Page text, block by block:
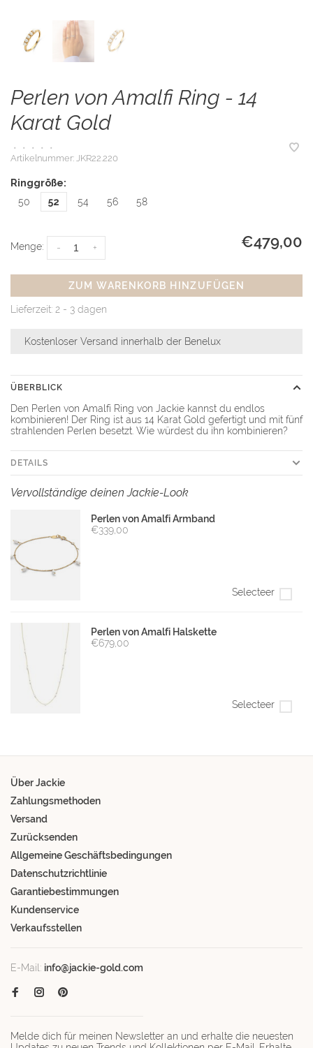
Perlen von Amalfi Ring - 14
Karat Gold
• • • •
•
Artikelnummer: JKR22.220
Ringgröße:
50
52 54 56 58
Menge: +
- €479,00
ZUM WARENKORB HINZUFÜGEN
Lieferzeit: 2 - 3 dagen
Kostenloser Versand innerhalb der Benelux
ÜBERBLICK
Den Perlen von Amalfi Ring von Jackie kannst du endlos
kombinieren! Der Ring ist aus 14 Karat Gold gefertigt und mit fünf
strahlenden Perlen besetzt. Wie würdest du ihn kombinieren?
DETAILS
Vervollständige deinen Jackie-Look
Perlen von Amalfi Armband
€339,00
Selecteer
Perlen von Amalfi Halskette
€679,00
Selecteer
Über Jackie
Zahlungsmethoden
Versand
Zurücksenden
Allgemeine Geschäftsbedingungen
Datenschutzrichtlinie
Garantiebestimmungen
Kundenservice
Verkaufsstellen
E-Mail: info@jackie-gold.com
Melde dich für meinen Newsletter an und erhalte die neuesten